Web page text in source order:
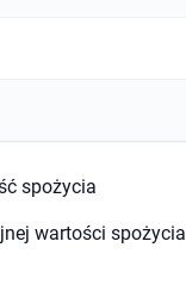
spożycia
wartości spożycia